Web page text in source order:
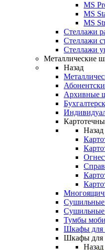
MS
MS
MS
Стеллажи
Стеллажи
Стеллажи
Металлические
Назад
Архивные
Назад
Сушильные
Сушильные
Тумбы
Шкафы для
Шкафы для
Назад